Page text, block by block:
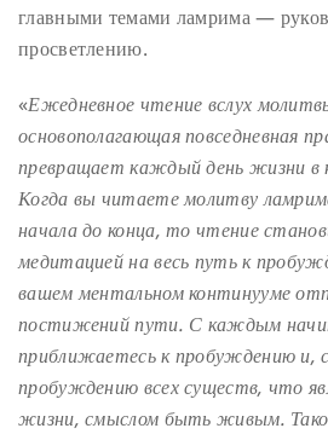
главными темами ламрима —
просветлению.
«Ежедневное чтение вслух
основополагающая повседневная
превращает каждый день жизни в
Когда вы читаете молитву
начала до конца, то чтение
медитацией на весь путь к
вашем ментальном континууме
постижений пути. С каждым
приближаетесь к пробуждению и,
пробуждению всех существ, что
жизни, смыслом быть живым.